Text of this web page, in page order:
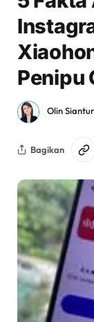
Penipu
Olin
Bagikan